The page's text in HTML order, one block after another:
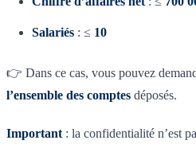
Salariés : ≤ 10
👉 Dans ce cas, vous pouvez
l’ensemble des comptes déposés.
Important : la confidentialité n’est